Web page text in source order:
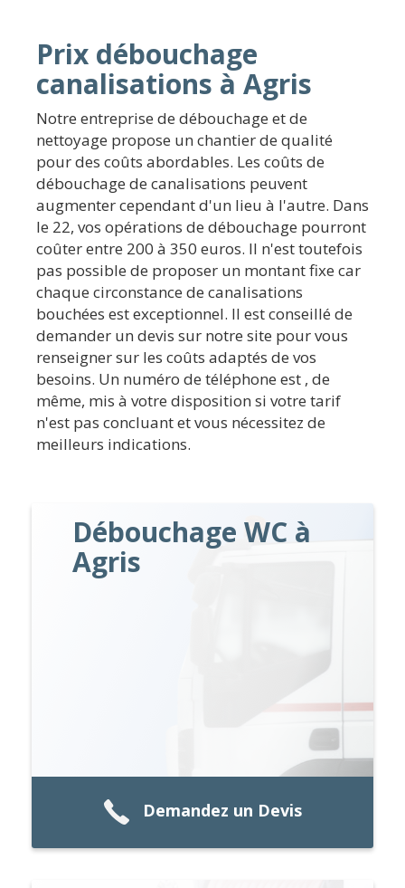
Prix débouchage
canalisations à Agris
Notre entreprise de débouchage et de
nettoyage propose un chantier de qualité
pour des coûts abordables. Les coûts de
débouchage de canalisations peuvent
augmenter cependant d'un lieu à l'autre. Dans
le 22, vos opérations de débouchage pourront
coûter entre 200 à 350 euros. Il n'est toutefois
pas possible de proposer un montant fixe car
chaque circonstance de canalisations
bouchées est exceptionnel. Il est conseillé de
demander un devis sur notre site pour vous
renseigner sur les coûts adaptés de vos
besoins. Un numéro de téléphone est , de
même, mis à votre disposition si votre tarif
n'est pas concluant et vous nécessitez de
meilleurs indications.
Débouchage WC à
Agris
Demandez un Devis